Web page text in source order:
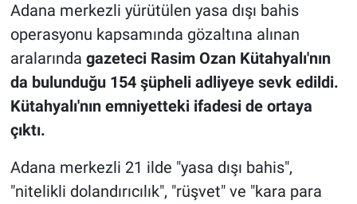
Adana merkezli yürütülen yasa dışı bahis
operasyonu kapsamında gözaltına alınan
aralarında gazeteci Rasim Ozan Kütahyalı'nın
da bulunduğu 154 şüpheli adliyeye sevk edildi.
Kütahyalı'nın emniyetteki ifadesi de ortaya
çıktı.
Adana merkezli 21 ilde "yasa dışı bahis",
"nitelikli dolandırıcılık", "rüşvet" ve "kara para